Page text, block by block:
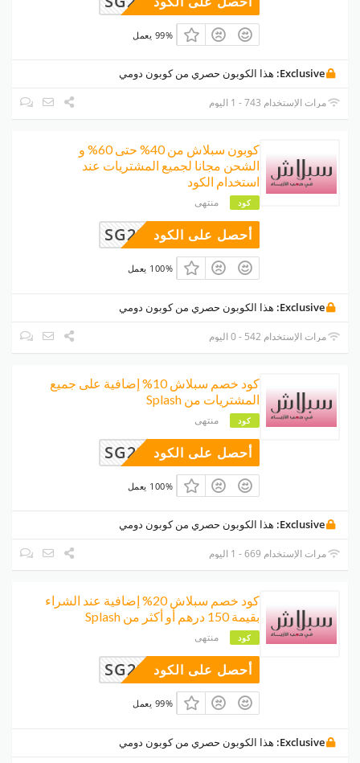
99% يعمل
Exclusive: هذا الكوبون حصري من كوبون دومي
مرات الإستخدام 743 - 1 اليوم
كوبون سبلاش من 40% حتى 60% و
الشحن مجانا لجميع المشتريات عند
استخدام الكود
كود منتهى
SG22 أحصل على الكود
100% يعمل
Exclusive: هذا الكوبون حصري من كوبون دومي
مرات الإستخدام 542 - 0 اليوم
كود خصم سبلاش 10% إضافية على جميع
المشتريات من Splash
كود منتهى
SG22 أحصل على الكود
100% يعمل
Exclusive: هذا الكوبون حصري من كوبون دومي
مرات الإستخدام 669 - 1 اليوم
كود خصم سبلاش 20% إضافية عند الشراء
بقيمة 150 درهم أو أكثر من Splash
كود منتهى
SG22 أحصل على الكود
99% يعمل
Exclusive: هذا الكوبون حصري من كوبون دومي